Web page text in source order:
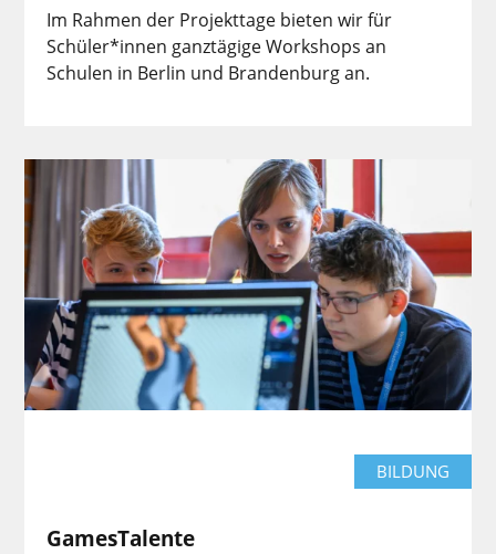
Im Rahmen der Projekttage bieten wir für
Schüler*innen ganztägige Workshops an
Schulen in Berlin und Brandenburg an.
BILDUNG
GamesTalente